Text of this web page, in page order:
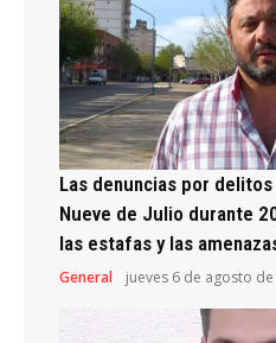
Las denuncias por
Nueve de Julio durante
las estafas y las
General jueves 6 de agosto